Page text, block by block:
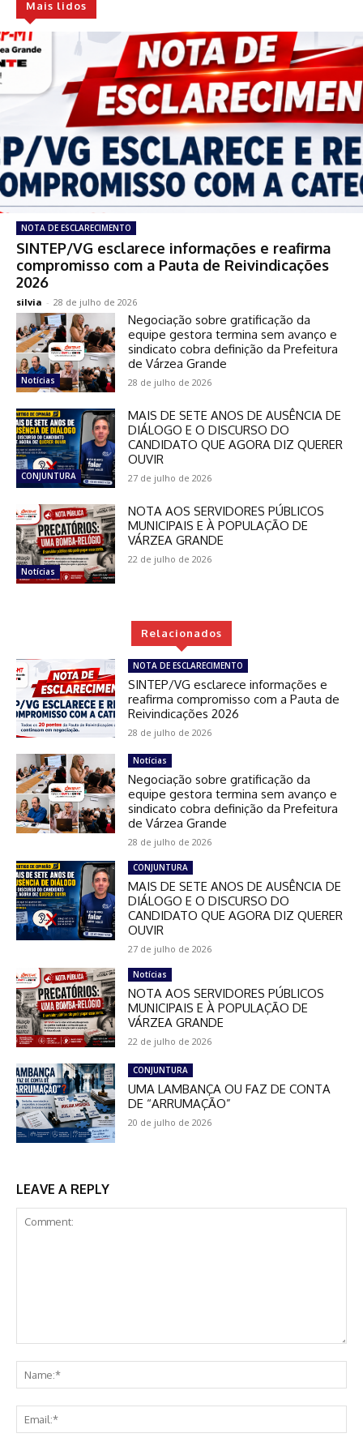
Mais lidos
NOTA DE ESCLARECIMENTO
SINTEP/VG esclarece informações e reafirma
compromisso com a Pauta de Reivindicações
2026
silvia - 28 de julho de 2026
Notícias
Negociação sobre gratificação da
equipe gestora termina sem avanço e
sindicato cobra definição da Prefeitura
de Várzea Grande
28 de julho de 2026
CONJUNTURA
MAIS DE SETE ANOS DE AUSÊNCIA DE
DIÁLOGO E O DISCURSO DO
CANDIDATO QUE AGORA DIZ QUERER
OUVIR
27 de julho de 2026
Notícias
NOTA AOS SERVIDORES PÚBLICOS
MUNICIPAIS E À POPULAÇÃO DE
VÁRZEA GRANDE
22 de julho de 2026
Relacionados
NOTA DE ESCLARECIMENTO
SINTEP/VG esclarece informações e
reafirma compromisso com a Pauta de
Reivindicações 2026
28 de julho de 2026
Notícias
Negociação sobre gratificação da
equipe gestora termina sem avanço e
sindicato cobra definição da Prefeitura
de Várzea Grande
28 de julho de 2026
CONJUNTURA
MAIS DE SETE ANOS DE AUSÊNCIA DE
DIÁLOGO E O DISCURSO DO
CANDIDATO QUE AGORA DIZ QUERER
OUVIR
27 de julho de 2026
Notícias
NOTA AOS SERVIDORES PÚBLICOS
MUNICIPAIS E À POPULAÇÃO DE
VÁRZEA GRANDE
22 de julho de 2026
CONJUNTURA
UMA LAMBANÇA OU FAZ DE CONTA
DE “ARRUMAÇÃO”
20 de julho de 2026
LEAVE A REPLY